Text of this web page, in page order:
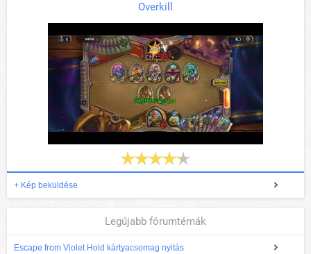
Overkill
+ Kép beküldése
Legújabb fórumtémák
Escape from Violet Hold kártyacsomag nyitás